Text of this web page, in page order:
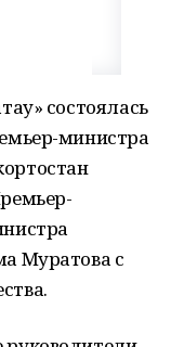
состоялась
министра
Муратова с